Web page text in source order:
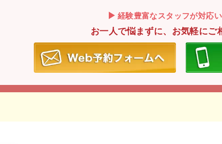
経験豊富なスタッフが対応
お一人で悩まずに、お気軽にご